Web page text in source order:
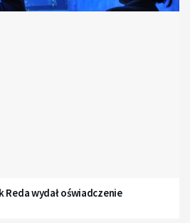
Reda wydał oświadczenie